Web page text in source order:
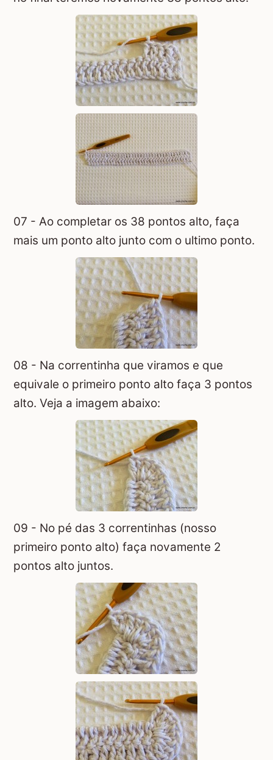
07 - Ao completar os 38 pontos alto, faça
mais um ponto alto junto com o ultimo ponto.
08 - Na correntinha que viramos e que
equivale o primeiro ponto alto faça 3 pontos
alto. Veja a imagem abaixo:
09 - No pé das 3 correntinhas (nosso
primeiro ponto alto) faça novamente 2
pontos alto juntos.